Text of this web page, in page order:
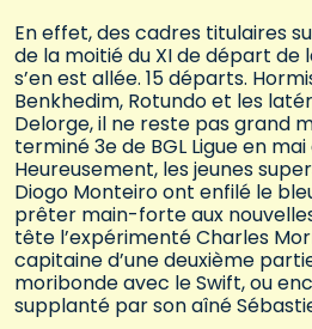
En effet, des cadres titulaires
de la moitié du XI de départ de
s’en est allée. 15 départs.
Benkhedim, Rotundo et les
Delorge, il ne reste pas grand
terminé 3e de BGL Ligue en
Heureusement, les jeunes
Diogo Monteiro ont enfilé le
prêter main-forte aux
tête l’expérimenté Charles
capitaine d’une deuxième
moribonde avec le Swift, ou
supplanté par son aîné